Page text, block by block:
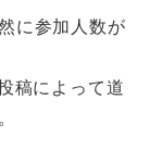
に参加人数が
稿によって道